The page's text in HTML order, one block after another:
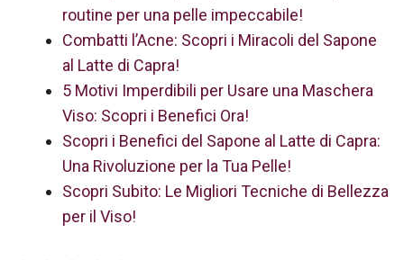
routine per una pelle impeccabile!
Combatti l’Acne: Scopri i Miracoli del Sapone
al Latte di Capra!
5 Motivi Imperdibili per Usare una Maschera
Viso: Scopri i Benefici Ora!
Scopri i Benefici del Sapone al Latte di Capra:
Una Rivoluzione per la Tua Pelle!
Scopri Subito: Le Migliori Tecniche di Bellezza
per il Viso!